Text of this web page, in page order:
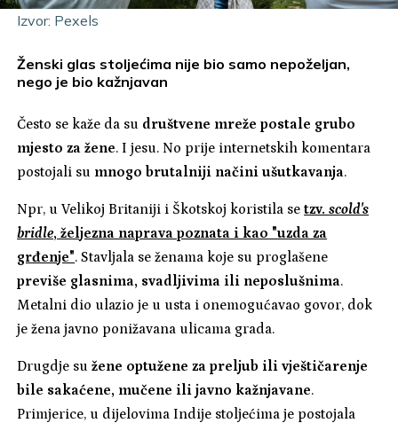
Izvor: Pexels
Ženski glas stoljećima nije bio samo nepoželjan,
nego je bio kažnjavan
Često se kaže da su društvene mreže postale grubo
mjesto za žene. I jesu. No prije internetskih komentara
postojali su mnogo brutalniji načini ušutkavanja.
Npr, u Velikoj Britaniji i Škotskoj koristila setzv.scold's
bridle, željezna naprava poznata i kao "uzda za
grđenje". Stavljala se ženama koje su proglašene
previše glasnima, svadljivima ili neposlušnima.
Metalni dio ulazio je u usta i onemogućavao govor, dok
je žena javno ponižavana ulicama grada.
Drugdje sužene optužene za preljub ili vještičarenje
bile sakaćene, mučene ili javno kažnjavane.
Primjerice, u dijelovima Indije stoljećima je postojala